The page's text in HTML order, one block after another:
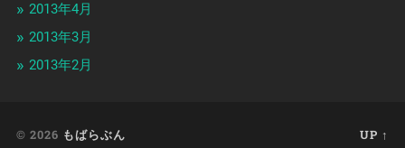
2013年4月
2013年3月
2013年2月
© 2026 もばらぶん UP ↑